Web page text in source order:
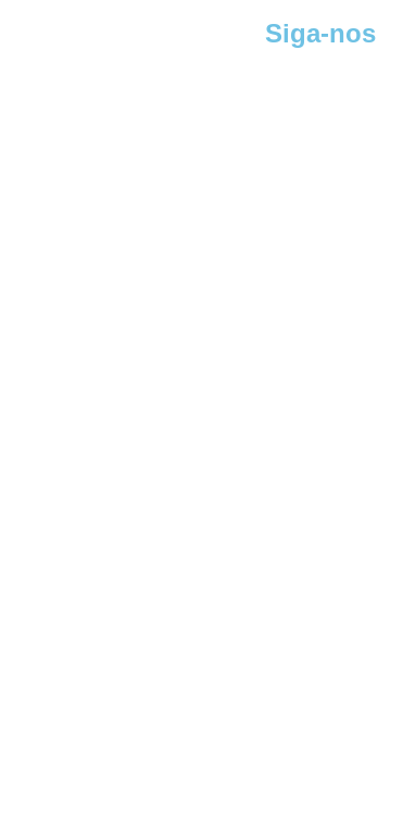
Siga-nos